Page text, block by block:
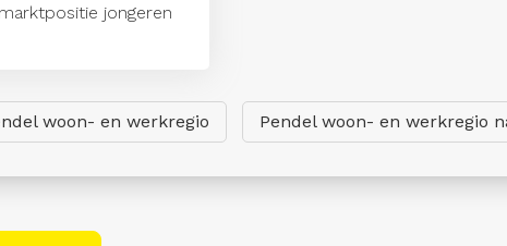
jongeren
woon- en werkregio Pendel woon- en werkregio